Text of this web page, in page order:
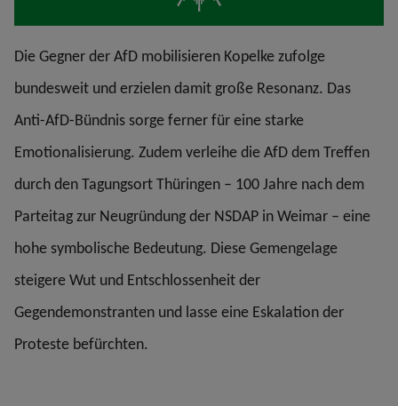
Die Gegner der AfD mobilisieren Kopelke zufolge
bundesweit und erzielen damit große Resonanz. Das
Anti-AfD-Bündnis sorge ferner für eine starke
Emotionalisierung. Zudem verleihe die AfD dem Treffen
durch den Tagungsort Thüringen – 100 Jahre nach dem
Parteitag zur Neugründung der NSDAP in Weimar – eine
hohe symbolische Bedeutung. Diese Gemengelage
steigere Wut und Entschlossenheit der
Gegendemonstranten und lasse eine Eskalation der
Proteste befürchten.